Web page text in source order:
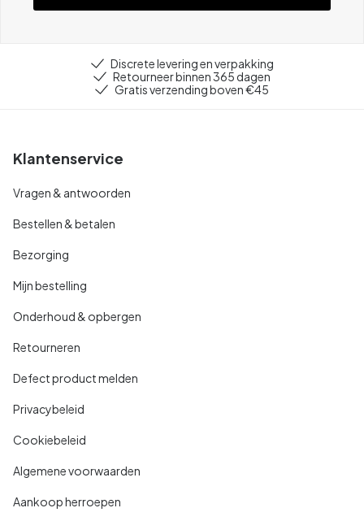
Discrete levering en verpakking
Retourneer binnen 365 dagen
Gratis verzending boven €45
Klantenservice
Vragen & antwoorden
Bestellen & betalen
Bezorging
Mijn bestelling
Onderhoud & opbergen
Retourneren
Defect product melden
Privacybeleid
Cookiebeleid
Algemene voorwaarden
Aankoop herroepen